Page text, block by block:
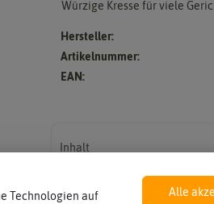
Würzige Kresse für viele
Hersteller:
Artikelnummer:
EAN:
Inhalt
Technologien auf
Alle